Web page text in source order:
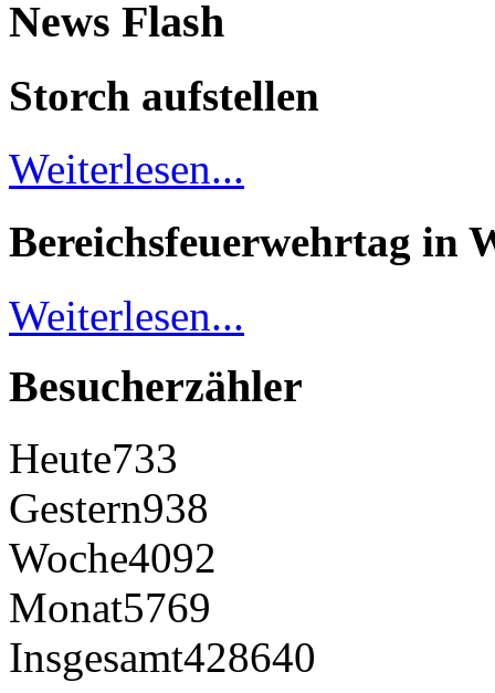
News Flash
Storch aufstellen
Weiterlesen...
Bereichsfeuerwehrtag in
Weiterlesen...
Besucherzähler
Heute733
Gestern938
Woche4092
Monat5769
Insgesamt428640